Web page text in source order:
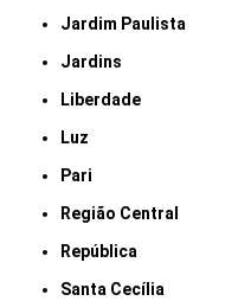
Jardim Paulista
Jardins
Liberdade
Luz
Pari
Região Central
República
Santa Cecília